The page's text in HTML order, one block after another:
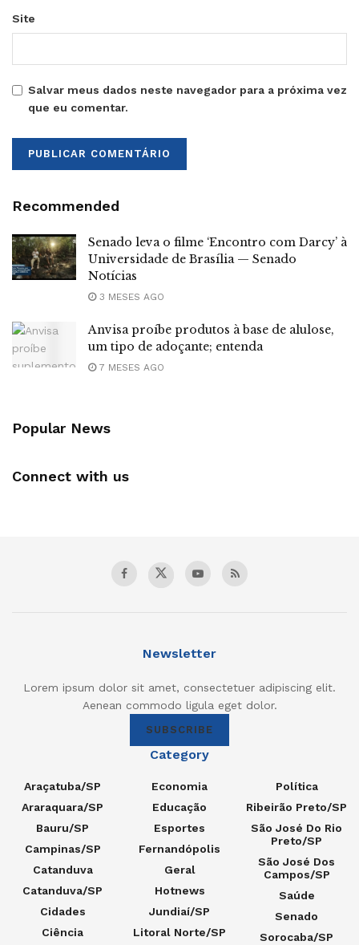
Site
Salvar meus dados neste navegador para a próxima vez
que eu comentar.
Recommended
Senado leva o filme ‘Encontro com Darcy’ à
Universidade de Brasília — Senado
Notícias
3 MESES AGO
Anvisa proíbe produtos à base de alulose,
um tipo de adoçante; entenda
7 MESES AGO
Popular News
Connect with us
Newsletter
Lorem ipsum dolor sit amet, consectetuer adipiscing elit.
Aenean commodo ligula eget dolor.
SUBSCRIBE
Category
Araçatuba/SP
Araraquara/SP
Bauru/SP
Campinas/SP
Catanduva
Catanduva/SP
Cidades
Ciência
Economia
Educação
Esportes
Fernandópolis
Geral
Hotnews
Jundiaí/SP
Litoral Norte/SP
Política
Ribeirão Preto/SP
São José Do Rio
Preto/SP
São José Dos
Campos/SP
Saúde
Senado
Sorocaba/SP